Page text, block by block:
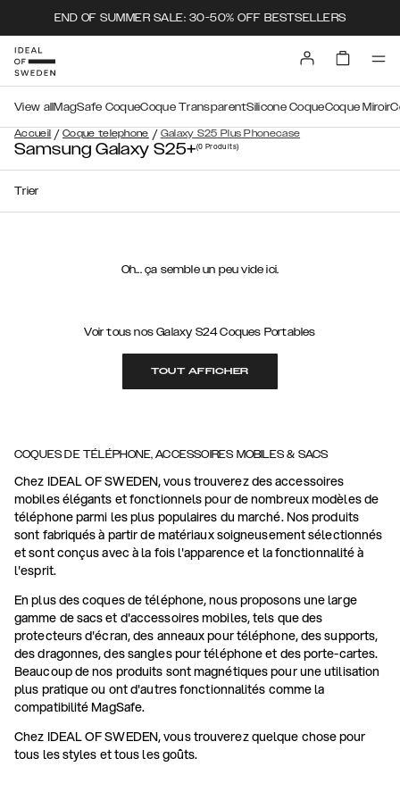
END OF SUMMER SALE: 30-50% OFF BESTSELLERS
Accueil / Coque telephone / Galaxy S25 Plus Phonecase
View all MagSafe CoqueCoque TransparentSilicone CoqueCoque Miroir
Samsung Galaxy S25+(0 Produits)
Trier
Oh... ça semble un peu vide ici.
Voir tous nos Galaxy S24 Coques Portables
TOUT AFFICHER
COQUES DE TÉLÉPHONE, ACCESSOIRES MOBILES & SACS
Chez IDEAL OF SWEDEN, vous trouverez des accessoires
mobiles élégants et fonctionnels pour de nombreux modèles de
téléphone parmi les plus populaires du marché. Nos produits
sont fabriqués à partir de matériaux soigneusement sélectionnés
et sont conçus avec à la fois l'apparence et la fonctionnalité à
l'esprit.
En plus des coques de téléphone, nous proposons une large
gamme de sacs et d'accessoires mobiles, tels que des
protecteurs d'écran, des anneaux pour téléphone, des supports,
des dragonnes, des sangles pour téléphone et des porte-cartes.
Beaucoup de nos produits sont magnétiques pour une utilisation
plus pratique ou ont d'autres fonctionnalités comme la
compatibilité MagSafe.
Chez IDEAL OF SWEDEN, vous trouverez quelque chose pour
tous les styles et tous les goûts.